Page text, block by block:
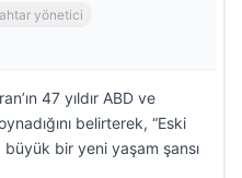
yönetici
47 yıldır ABD ve
belirterek, “Eski
büyük bir yeni yaşam şansı